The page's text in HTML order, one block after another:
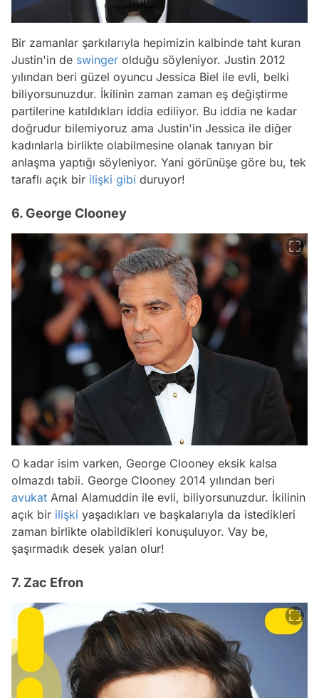
Bir zamanlar şarkılarıyla hepimizin kalbinde taht kuran
Justin'in de swinger olduğu söyleniyor. Justin 2012
yılından beri güzel oyuncu Jessica Biel ile evli, belki
biliyorsunuzdur. İkilinin zaman zaman eş değiştirme
partilerine katıldıkları iddia ediliyor. Bu iddia ne kadar
doğrudur bilemiyoruz ama Justin'in Jessica ile diğer
kadınlarla birlikte olabilmesine olanak tanıyan bir
anlaşma yaptığı söyleniyor. Yani görünüşe göre bu, tek
taraflı açık bir ilişki gibi duruyor!
6. George Clooney
O kadar isim varken, George Clooney eksik kalsa
olmazdı tabii. George Clooney 2014 yılından beri
avukat Amal Alamuddin ile evli, biliyorsunuzdur. İkilinin
açık bir ilişki yaşadıkları ve başkalarıyla da istedikleri
zaman birlikte olabildikleri konuşuluyor. Vay be,
şaşırmadık desek yalan olur!
7. Zac Efron